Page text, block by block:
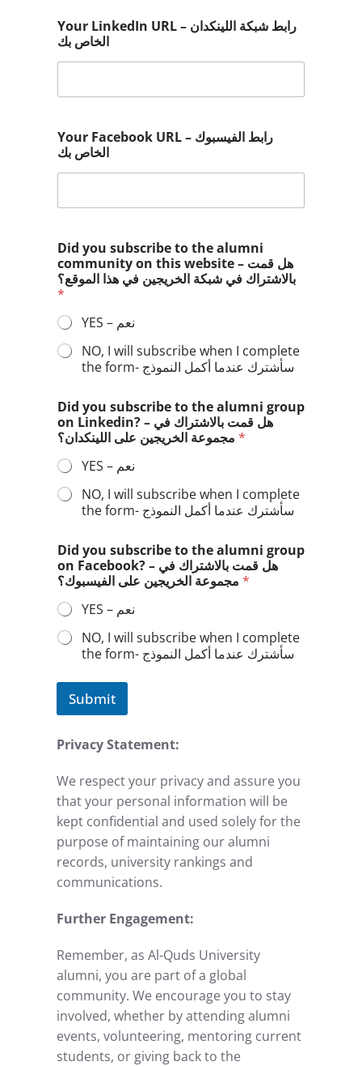
Your LinkedIn URL – رابط شبكة اللينكدان
الخاص بك
Your Facebook URL – رابط الفيسبوك
الخاص بك
Did you subscribe to the alumni
community on this website – هل قمت
بالاشتراك في شبكة الخريجين في هذا الموقع؟
*
YES – نعم
NO, I will subscribe when I complete
the form- سأشترك عندما أكمل النموذج
Did you subscribe to the alumni group
on Linkedin? – هل قمت بالاشتراك في
*
YES – نعم
NO, I will subscribe when I complete
the form- سأشترك عندما أكمل النموذج
Did you subscribe to the alumni group
on Facebook? – هل قمت بالاشتراك في
*
YES – نعم
NO, I will subscribe when I complete
the form- سأشترك عندما أكمل النموذج
Submit
Privacy Statement:
We respect your privacy and assure you
that your personal information will be
kept confidential and used solely for the
purpose of maintaining our alumni
records, university rankings and
communications.
Further Engagement:
Remember, as Al-Quds University
alumni, you are part of a global
community. We encourage you to stay
involved, whether by attending alumni
events, volunteering, mentoring current
students, or giving back to the